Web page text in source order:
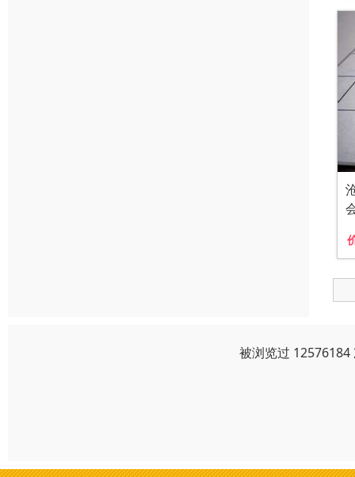
被浏览过